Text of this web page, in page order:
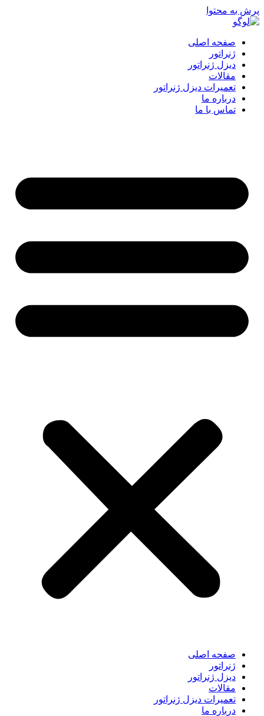
پرش به محتوا
صفحه اصلی
ژنراتور
دیزل ژنراتور
مقالات
تعمیرات دیزل ژنراتور
درباره ما
تماس با ما
صفحه اصلی
ژنراتور
دیزل ژنراتور
مقالات
تعمیرات دیزل ژنراتور
درباره ما